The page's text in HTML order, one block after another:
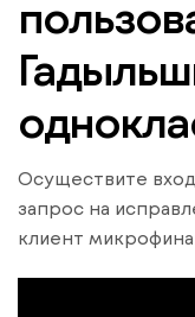
Осуществите
запрос на
клиент